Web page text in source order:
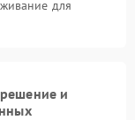
для
и